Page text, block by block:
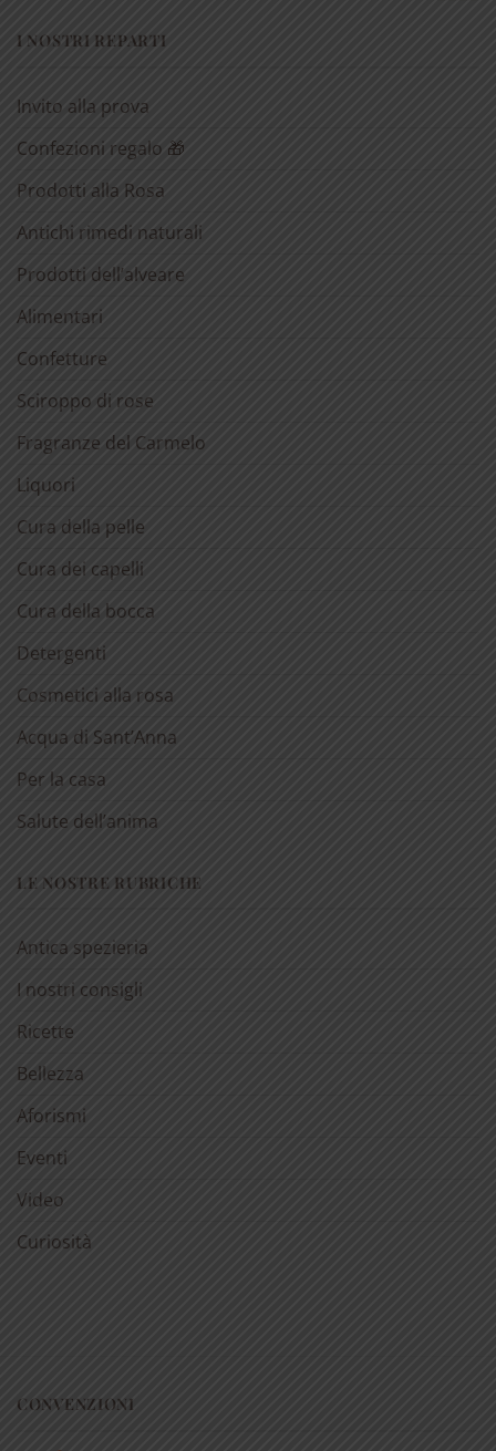
I NOSTRI REPARTI
Invito alla prova
Confezioni regalo 🎁
Prodotti alla Rosa
Antichi rimedi naturali
Prodotti dell’alveare
Alimentari
Confetture
Sciroppo di rose
Fragranze del Carmelo
Liquori
Cura della pelle
Cura dei capelli
Cura della bocca
Detergenti
Cosmetici alla rosa
Acqua di Sant’Anna
Per la casa
Salute dell’anima
LE NOSTRE RUBRICHE
Antica spezieria
I nostri consigli
Ricette
Bellezza
Aforismi
Eventi
Video
Curiosità
CONVENZIONI